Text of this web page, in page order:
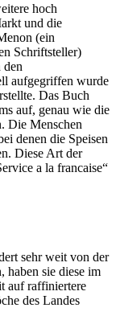
hoch
und die
(ein
Schriftsteller)
den
aufgegriffen wurde
Das Buch
auf, genau wie die
Die Menschen
denen die Speisen
Diese Art der
a la francaise“
sehr weit von der
haben sie diese im
auf raffiniertere
des Landes